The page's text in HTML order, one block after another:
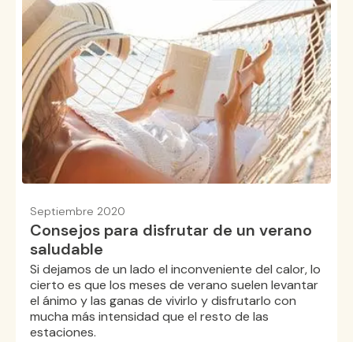
Septiembre 2020
Consejos para disfrutar de un verano
saludable
Si dejamos de un lado el inconveniente del calor, lo
cierto es que los meses de verano suelen levantar
el ánimo y las ganas de vivirlo y disfrutarlo con
mucha más intensidad que el resto de las
estaciones.